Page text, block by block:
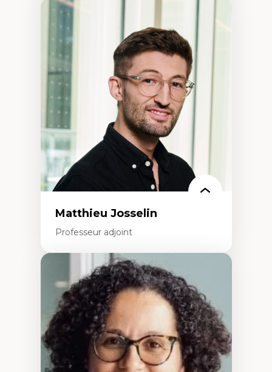
Expertises
Neuropsychiatrie et neurosciences
Direction d'essais cliniques
Analyse des politiques et pratiques en santé
mentale
Développement de protocoles d'essais
cliniques
Collaboration interfonctionnelle
Leadership en recherche clinique
Développement de cadres politiques
Collaboration avec des entreprises
pharmaceutiques
Rédaction de publications et de rapports
politiques
Enseignement et mentorat
Matthieu Josselin
Professeur adjoint
Expertises
Ethnographie critique des environnements
d’apprentissage des étudiant.e.s
Approche transdisciplinaire des
compétences socioaffectives et
interculturelles
Didactique des langues secondes et
compétence pragmatique
Andragogie
Méthodologies de recherche qualitative